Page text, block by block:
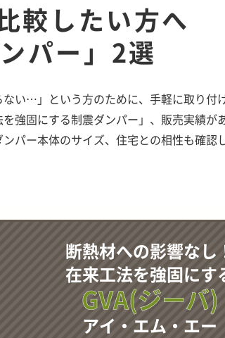
較したい方へ
パー」2選
い…」という方のために、手軽に取り付
強固にする制震ダンパー」、販売実績が
パー本体のサイズ、住宅との相性も確認
断熱材への影響なし
在来工法を強固にす
GVA(ジーバ)
アイ・エム・エー